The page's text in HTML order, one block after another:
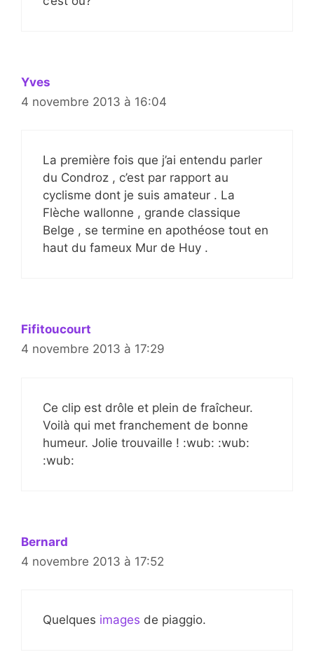
Yves
4 novembre 2013 à 16:04
La première fois que j’ai entendu parler
du Condroz , c’est par rapport au
cyclisme dont je suis amateur . La
Flèche wallonne , grande classique
Belge , se termine en apothéose tout en
haut du fameux Mur de Huy .
Fifitoucourt
4 novembre 2013 à 17:29
Ce clip est drôle et plein de fraîcheur.
Voilà qui met franchement de bonne
humeur. Jolie trouvaille ! :wub: :wub:
:wub:
Bernard
4 novembre 2013 à 17:52
Quelques images de piaggio.